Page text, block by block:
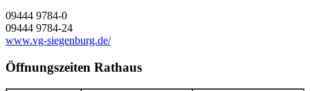
09444 9784-0
09444 9784-24
www.vg-siegenburg.de/
Öffnungszeiten Rathaus